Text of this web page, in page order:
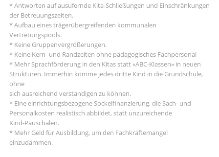
* Antworten auf ausufernde Kita-Schließungen und Einschränkungen
der Betreuungszeiten.
* Aufbau eines trägerübergreifenden kommunalen
Vertretungspools.
* Keine Gruppenvergrößerungen.
* Keine Kern- und Randzeiten ohne pädagogisches Fachpersonal
* Mehr Sprachförderung in den Kitas statt «ABC-Klassen» in neuen
Strukturen. Immerhin komme jedes dritte Kind in die Grundschule,
ohne
sich ausreichend verständigen zu können.
* Eine einrichtungsbezogene Sockelfinanzierung, die Sach- und
Personalkosten realistisch abbildet, statt unzureichende
Kind-Pauschalen.
* Mehr Geld für Ausbildung, um den Fachkräftemangel
einzudämmen.